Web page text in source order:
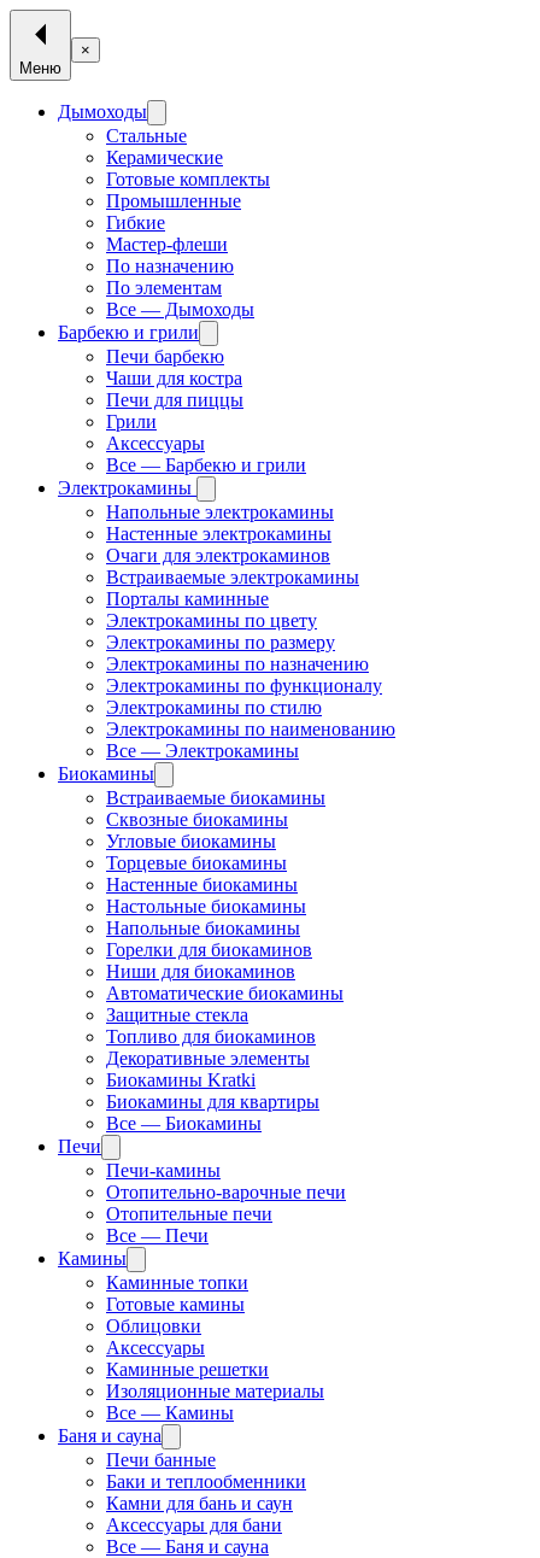
Меню
×
Дымоходы
Стальные
Керамические
Готовые комплекты
Промышленные
Гибкие
Мастер-флеши
По назначению
По элементам
Все — Дымоходы
Барбекю и грили
Печи барбекю
Чаши для костра
Печи для пиццы
Грили
Аксессуары
Все — Барбекю и грили
Электрокамины
Напольные электрокамины
Настенные электрокамины
Очаги для электрокаминов
Встраиваемые электрокамины
Порталы каминные
Электрокамины по цвету
Электрокамины по размеру
Электрокамины по назначению
Электрокамины по функционалу
Электрокамины по стилю
Электрокамины по наименованию
Все — Электрокамины
Биокамины
Встраиваемые биокамины
Сквозные биокамины
Угловые биокамины
Торцевые биокамины
Настенные биокамины
Настольные биокамины
Напольные биокамины
Горелки для биокаминов
Ниши для биокаминов
Автоматические биокамины
Защитные стекла
Топливо для биокаминов
Декоративные элементы
Биокамины Kratki
Биокамины для квартиры
Все — Биокамины
Печи
Печи-камины
Отопительно-варочные печи
Отопительные печи
Все — Печи
Камины
Каминные топки
Готовые камины
Облицовки
Аксессуары
Каминные решетки
Изоляционные материалы
Все — Камины
Баня и сауна
Печи банные
Баки и теплообменники
Камни для бань и саун
Аксессуары для бани
Все — Баня и сауна